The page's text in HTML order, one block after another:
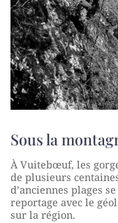
Sous la
À Vuitebœuf, les
de plusieurs
d’anciennes plages
reportage avec le
sur la région.